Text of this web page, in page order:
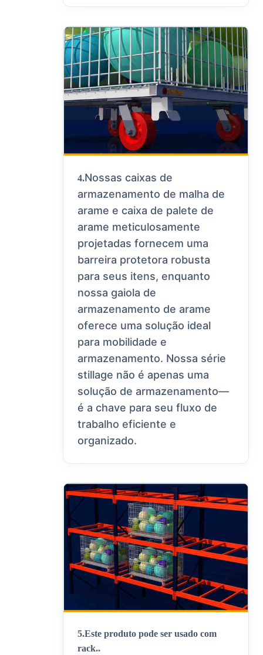
4.Nossas caixas de
armazenamento de malha de
arame e caixa de palete de
arame meticulosamente
projetadas fornecem uma
barreira protetora robusta
para seus itens, enquanto
nossa gaiola de
armazenamento de arame
oferece uma solução ideal
para mobilidade e
armazenamento. Nossa série
stillage não é apenas uma
solução de armazenamento—
é a chave para seu fluxo de
trabalho eficiente e
organizado.
5.Este produto pode ser usado com
rack..